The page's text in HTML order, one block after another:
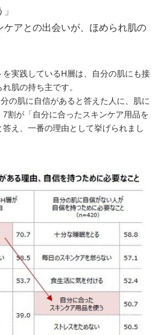
ケアとの出会いが、ほめられ肌の
実践しているH層は、自分の肌にも接
肌の持ち主です。
の肌に自信があると答えた人に、肌に
割が「自分に合ったスキンケア用品を
え、一番の理由として挙げられまし